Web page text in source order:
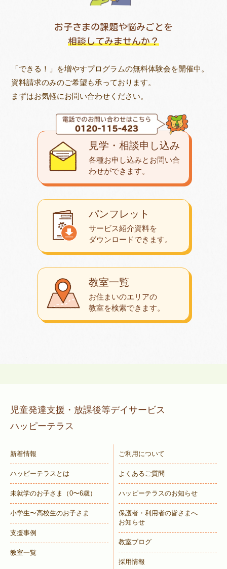
お子さまの課題や悩みごとを
相談してみませんか？
「できる！」を増やすプログラムの無料体験会を開催中。
資料請求のみのご希望も承っております。
まずはお気軽にお問い合わせください。
教室一覧
お住まいのエリアの
教室を検索できます。
パンフレット
サービス紹介資料を
ダウンロードできます。
見学・相談申し込み
各種お申し込みとお問い合
わせができます。
児童発達支援・放課後等デイサービス
ハッピーテラス
新着情報
ハッピーテラスとは
未就学のお子さま （0〜6歳）
小学生〜高校生のお子さま
支援事例
教室一覧
ご利用について
よくあるご質問
ハッピーテラスのお知らせ
保護者・利用者の皆さまへ
お知らせ
教室ブログ
採用情報